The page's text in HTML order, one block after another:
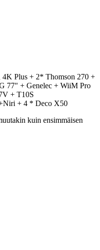
Plus + 2* Thomson 270 +
77" + Genelec + WiiM Pro
+ T10S
+ 4 * Deco X50
kuin ensimmäisen